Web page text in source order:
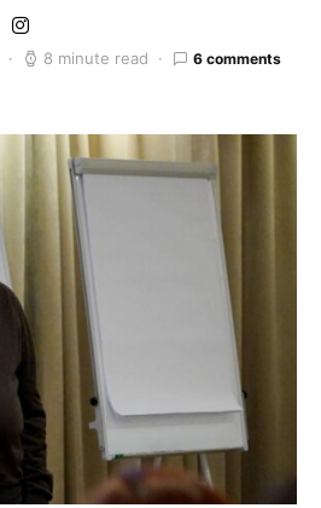
8 minute read 6 comments